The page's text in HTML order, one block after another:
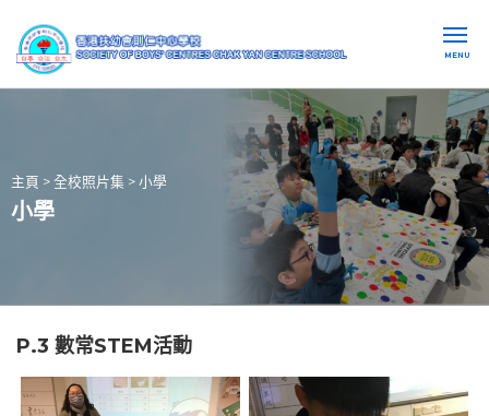
MENU
主頁 > 全校照片集 > 小學
小學
P.3 數常STEM活動